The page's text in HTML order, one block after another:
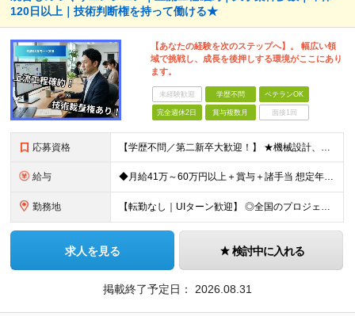
120日以上｜技術判断権を持って働ける★
【あなたの経験を次のステップへ】。 幅広い領
域で挑戦し、成長を後押しする環境がここにあり
ます。
未経験歓迎 学歴不問 ベテランOK
完全週休2日 賞与複数月 面接1回
応募資格 【学歴不問／第二新卒大歓迎！】 ★機械設計、電気設計、制御（組込・FA制御など）のいずれかに関する一連の工程経験をお持ちの方（実務年数やブランクは問いません） 〜「完全にマネジメントができる方」だけ
給与 ◆月給41万～60万円以上＋賞与＋諸手当 想定年収500万円～700万円 ※経験や能力を考慮して優遇します ※残業代は別途全額支給します ※試用期間3ヶ月（期間中も待遇・条件に差異はございません）
勤務地 【転勤なし｜UIターン歓迎】 ◎全国のプロジェクト先へ配属 ※配属先は希望を考慮します ※お任せする業務の状況により転居を伴う就業の可能性はありますが、その際は希望を考慮します ◆本社 福岡県
求人を見る 検討中に入れる
掲載終了予定日： 2026.08.31